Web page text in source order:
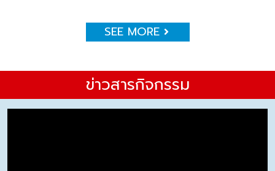
SEE MORE
ข่าวสารกิจกรรม